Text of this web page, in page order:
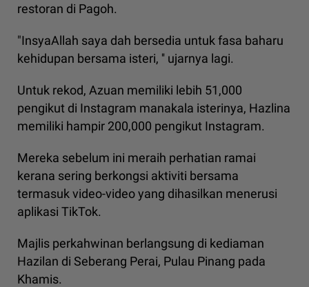
restoran di Pagoh.
"InsyaAllah saya dah bersedia untuk fasa baharu
kehidupan bersama isteri, '' ujarnya lagi.
Untuk rekod, Azuan memiliki lebih 51,000
pengikut di Instagram manakala isterinya, Hazlina
memiliki hampir 200,000 pengikut Instagram.
Mereka sebelum ini meraih perhatian ramai
kerana sering berkongsi aktiviti bersama
termasuk video-video yang dihasilkan menerusi
aplikasi TikTok.
Majlis perkahwinan berlangsung di kediaman
Hazilan di Seberang Perai, Pulau Pinang pada
Khamis.